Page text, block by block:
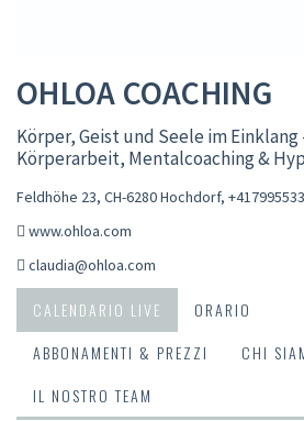
OHLOA COACHING
Körper, Geist und Seele im Einklang
Körperarbeit, Mentalcoaching &
Feldhöhe 23, CH-6280 Hochdorf,
www.ohloa.com
claudia@ohloa.com
CALENDARIO LIVE
ORARIO
ABBONAMENTI & PREZZI
CHI
IL NOSTRO TEAM